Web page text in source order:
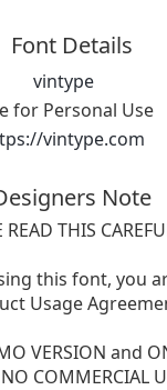
Font Details
vintype
for Personal Use
vintype.com
Note
READ THIS
this font, you
Usage
VERSION and
COMMERCIAL